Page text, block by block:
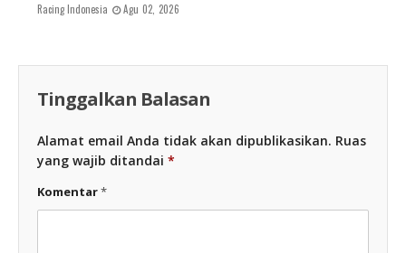
Racing Indonesia Agu 02, 2026
Tinggalkan Balasan
Alamat email Anda tidak akan dipublikasikan. Ruas
yang wajib ditandai *
Komentar*